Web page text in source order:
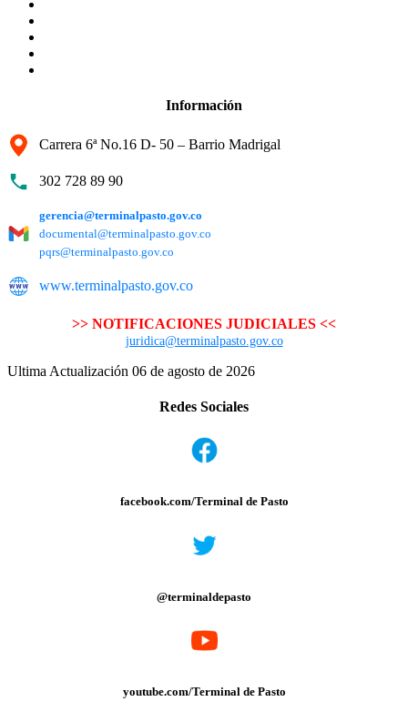
Información
Carrera 6ª No.16 D- 50 – Barrio Madrigal
302 728 89 90
gerencia@terminalpasto.gov.co
documental@terminalpasto.gov.co
pqrs@terminalpasto.gov.co
www.terminalpasto.gov.co
>> NOTIFICACIONES JUDICIALES <<
juridica@terminalpasto.gov.co
Ultima Actualización 06 de agosto de 2026
Redes Sociales
facebook.com/Terminal de Pasto
@terminaldepasto
youtube.com/Terminal de Pasto